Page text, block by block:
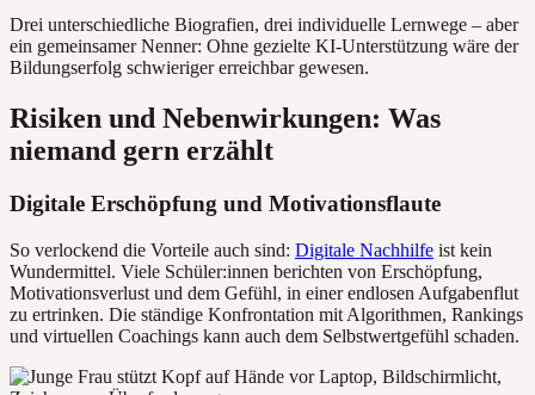
Drei unterschiedliche Biografien, drei individuelle Lernwege – aber
ein gemeinsamer Nenner: Ohne gezielte KI-Unterstützung wäre der
Bildungserfolg schwieriger erreichbar gewesen.
Risiken und Nebenwirkungen: Was
niemand gern erzählt
Digitale Erschöpfung und Motivationsflaute
So verlockend die Vorteile auch sind: Digitale Nachhilfe ist kein
Wundermittel. Viele Schüler:innen berichten von Erschöpfung,
Motivationsverlust und dem Gefühl, in einer endlosen Aufgabenflut
zu ertrinken. Die ständige Konfrontation mit Algorithmen, Rankings
und virtuellen Coachings kann auch dem Selbstwertgefühl schaden.